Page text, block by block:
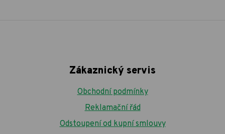
Zákaznický servis
Obchodní podmínky
Reklamační řád
Odstoupení od kupní smlouvy